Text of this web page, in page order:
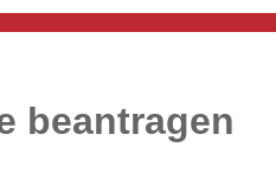
beantragen